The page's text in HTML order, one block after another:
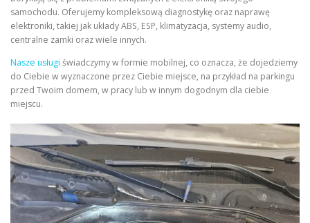
samochodu. Oferujemy kompleksową diagnostykę oraz naprawę
elektroniki, takiej jak układy ABS, ESP, klimatyzacja, systemy audio,
centralne zamki oraz wiele innych.
Nasze usługi świadczymy w formie mobilnej, co oznacza, że dojedziemy
do Ciebie w wyznaczone przez Ciebie miejsce, na przykład na parkingu
przed Twoim domem, w pracy lub w innym dogodnym dla ciebie
miejscu.